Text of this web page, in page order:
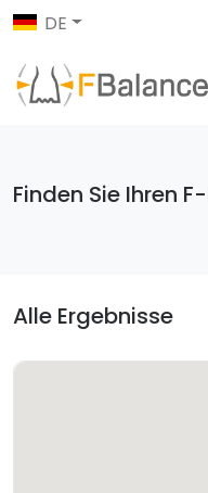
DE
Finden Sie Ihren
Alle Ergebnisse